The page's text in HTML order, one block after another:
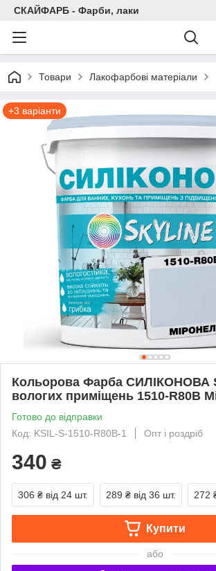
СКАЙФАРБ - Фарби, лаки
Товари Лакофарбові матеріали
+3 варіанти
Кольорова Фарба СИЛІКОНОВА
вологих приміщень 1510-R80B
Готово до відправки
Код: KSIL-S-1510-R80B-1
Опт і роздріб
340 ₴
306 ₴ від 24 шт. 289 ₴ від 36 шт. 272
Купити
або